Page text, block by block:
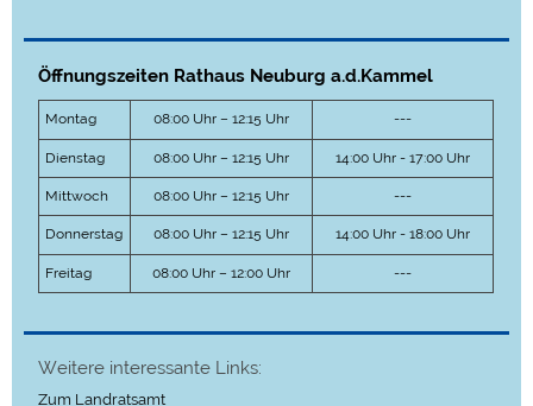
Öffnungszeiten Rathaus Neuburg a.d.Kammel
Montag 08:00 Uhr – 12:15 Uhr ---
Dienstag 08:00 Uhr – 12:15 Uhr 14:00 Uhr - 17:00 Uhr
Mittwoch 08:00 Uhr – 12:15 Uhr ---
Donnerstag 08:00 Uhr – 12:15 Uhr 14:00 Uhr - 18:00 Uhr
Freitag 08:00 Uhr – 12:00 Uhr ---
Weitere interessante Links:
Zum Landratsamt